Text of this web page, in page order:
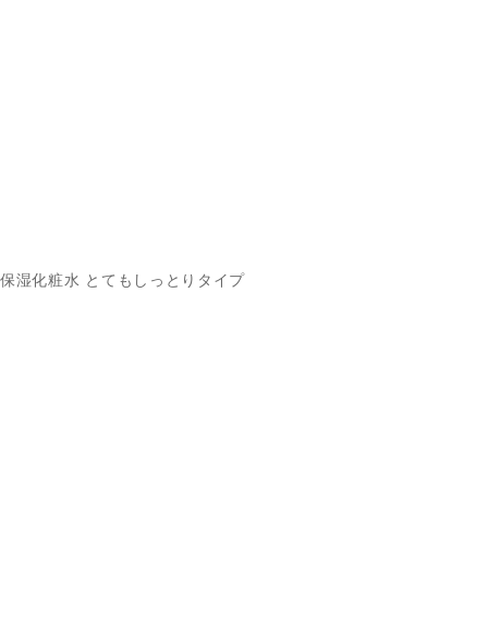
保湿化粧水 とてもしっとりタイプ